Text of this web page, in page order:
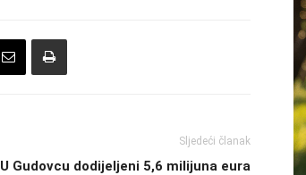
Sljedeći članak
U Gudovcu dodijeljeni 5,6 milijuna eura